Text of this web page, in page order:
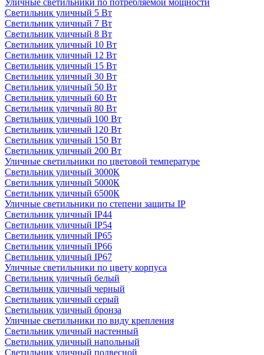
Уличные светильники по потребляемой мощности
Светильник уличный 5 Вт
Светильник уличный 7 Вт
Светильник уличный 8 Вт
Светильник уличный 10 Вт
Светильник уличный 12 Вт
Светильник уличный 15 Вт
Светильник уличный 30 Вт
Светильник уличный 50 Вт
Светильник уличный 60 Вт
Светильник уличный 80 Вт
Светильник уличный 100 Вт
Светильник уличный 120 Вт
Светильник уличный 150 Вт
Светильник уличный 200 Вт
Уличные светильники по цветовой температуре
Cветильник уличный 3000К
Cветильник уличный 5000К
Cветильник уличный 6500К
Уличные светильники по степени защиты IP
Светильник уличный IP44
Светильник уличный IP54
Светильник уличный IP65
Светильник уличный IP66
Светильник уличный IP67
Уличные светильники по цвету корпуса
Светильник уличный белый
Светильник уличный черный
Светильник уличный серый
Светильник уличный бронза
Уличные светильники по виду крепления
Светильник уличный настенный
Светильник уличный напольный
Светильник уличный подвесной